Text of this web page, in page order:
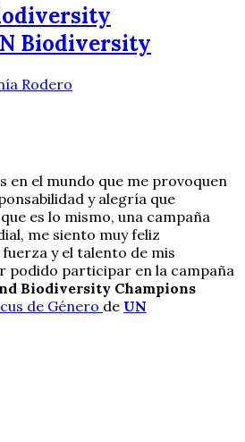
Biodiversity
Rodero
en el mundo que me provoquen
y alegría que
es lo mismo, una campaña
me siento muy feliz
y el talento de mis
podido participar en la campaña
Biodiversity Champions
de Género de UN